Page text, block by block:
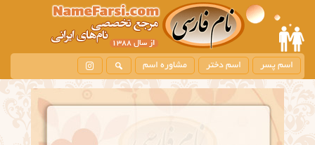
m
i
اسم پسر اسم دختر مشاوره اسم